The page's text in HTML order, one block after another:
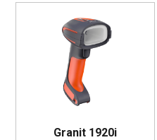
Granit 1920i